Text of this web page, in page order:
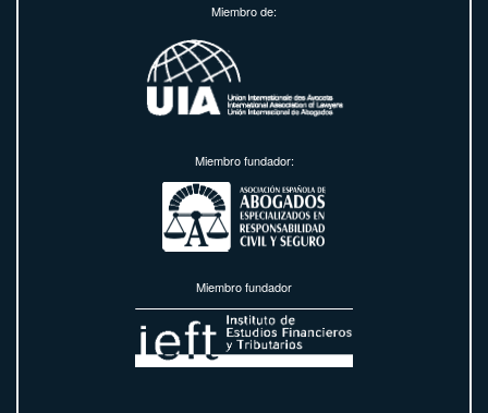
Miembro de:
Miembro fundador:
Miembro fundador